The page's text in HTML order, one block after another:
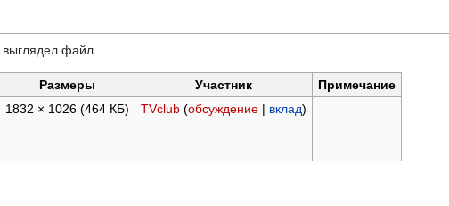
файл.
Размеры Участник
Примечание
1832 × 1026 (464 КБ) TVclub (обсуждение| вклад)